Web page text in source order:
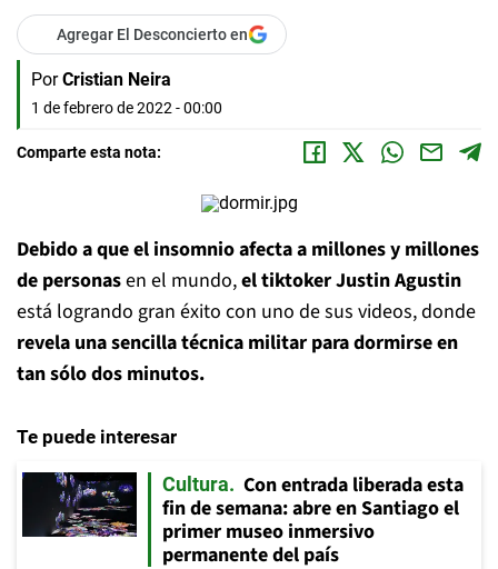
Agregar El Desconcierto en
Por Cristian Neira
1 de febrero de 2022 - 00:00
Comparte esta nota:
Debido a que el insomnio afecta a millones y millones
de personasen el mundo,el tiktoker Justin Agustin
está logrando gran éxito con uno de sus videos, donde
revela una sencilla técnica militar para dormirse en
tan sólo dos minutos.
Te puede interesar
Cultura
Con entrada liberada esta
fin de semana: abre en Santiago el
primer museo inmersivo
permanente del país